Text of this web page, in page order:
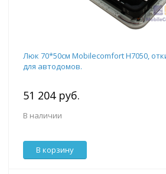
Люк 70*50см Mobilecomfort H7050,
для автодомов.
51 204 руб.
В наличии
В корзину